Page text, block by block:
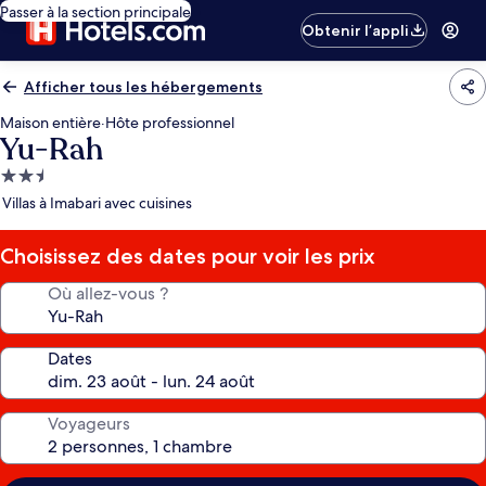
Passer à la section principale
Obtenir l’appli
Afficher tous les hébergements
Maison entière·Hôte professionnel
Yu-Rah
Hébergement
2.5 étoiles
Villas à Imabari avec cuisines
Choisissez des dates pour voir les prix
Où allez-vous ?
Dates
Voyageurs